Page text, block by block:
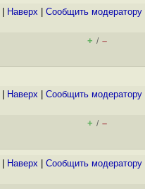
Наверх Cообщить модератору
+ / –
Наверх Cообщить модератору
+ / –
Наверх Cообщить модератору